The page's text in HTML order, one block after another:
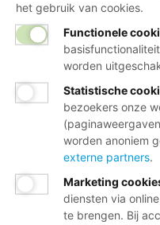
het gebruik van cookies.
Functionele
worden
Statistische
bezoekers onze
worden anoniem
externe partners.
Marketing
diensten via
te brengen. Bij